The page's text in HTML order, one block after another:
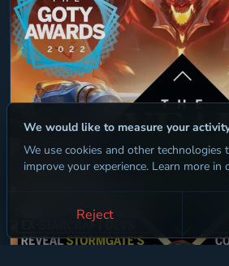
We would like to measure your
We use cookies and other technologies
improve your experience. Learn more in
Reject